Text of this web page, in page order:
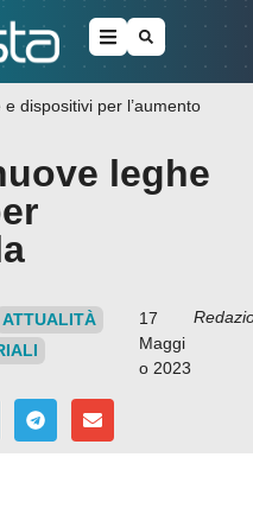
dispositivi per l’aumento
leghe
ATTUALITÀ
17
Maggi
o 2023